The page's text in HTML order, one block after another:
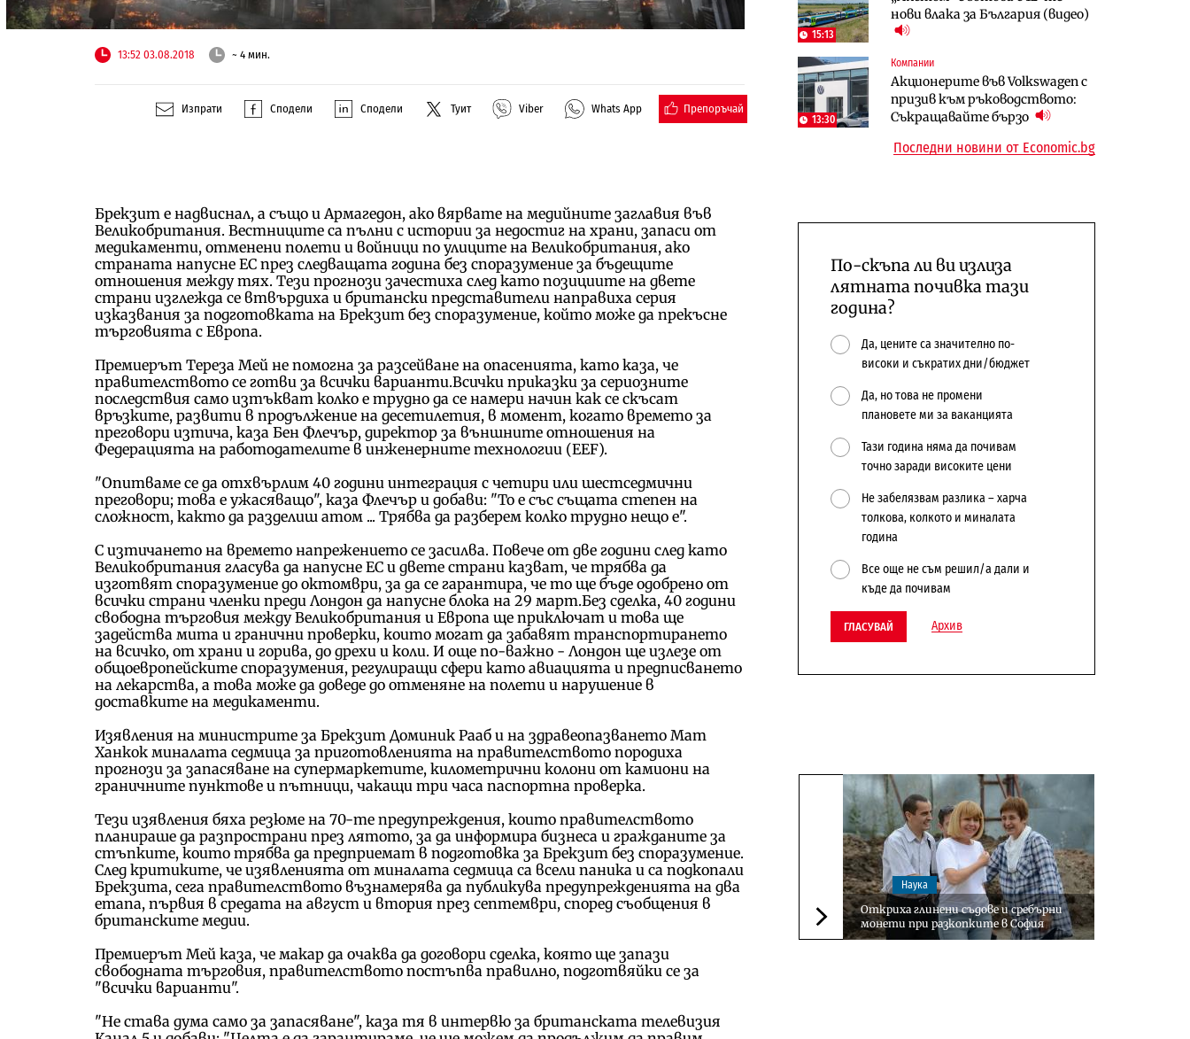
13:52 03.08.2018 ~ 4 мин.
Изпрати Сподели Сподели Туит Viber Whats App Препоръчай
Брекзит е надвиснал, а също и Армагедон, ако вярвате на медийните заглавия във
Великобритания. Вестниците са пълни с истории за недостиг на храни, запаси от
медикаменти, отменени полети и войници по улиците на Великобритания, ако
страната напусне ЕС през следващата година без споразумение за бъдещите
отношения между тях. Тези прогнози зачестиха след като позициите на двете
страни изглежда се втвърдиха и британски представители направиха серия
изказвания за подготовката на Брекзит без споразумение, който може да прекъсне
търговията с Европа.
Премиерът Тереза Мей не помогна за разсейване на опасенията, като каза, че
правителството се готви за всички варианти.Всички приказки за сериозните
последствия само изтъкват колко е трудно да се намери начин как се скъсат
връзките, развити в продължение на десетилетия, в момент, когато времето за
преговори изтича, каза Бен Флечър, директор за външните отношения на
Федерацията на работодателите в инженерните технологии (EEF).
"Опитваме се да отхвърлим 40 години интеграция с четири или шестседмични
преговори; това е ужасяващо", каза Флечър и добави: "То е със същата степен на
сложност, както да разделиш атом ... Трябва да разберем колко трудно нещо е".
С изтичането на времето напрежението се засилва. Повече от две години след като
Великобритания гласува да напусне ЕС и двете страни казват, че трябва да
изготвят споразумение до октомври, за да се гарантира, че то ще бъде одобрено от
всички страни членки преди Лондон да напусне блока на 29 март.Без сделка, 40 години
свободна търговия между Великобритания и Европа ще приключат и това ще
задейства мита и гранични проверки, които могат да забавят транспортирането
на всичко, от храни и горива, до дрехи и коли. И още по-важно - Лондон ще излезе от
общоевропейските споразумения, регулиращи сфери като авиацията и предписването
на лекарства, а това може да доведе до отменяне на полети и нарушение в
доставките на медикаменти.
Изявления на министрите за Брекзит Доминик Рааб и на здравеопазването Мат
Ханкок миналата седмица за приготовленията на правителството породиха
прогнози за запасяване на супермаркетите, километрични колони от камиони на
граничните пунктове и пътници, чакащи три часа паспортна проверка.
Тези изявления бяха резюме на 70-те предупреждения, които правителството
планираше да разпространи през лятото, за да информира бизнеса и гражданите за
стъпките, които трябва да предприемат в подготовка за Брекзит без споразумение.
След критиките, че изявленията от миналата седмица са всели паника и са подкопали
Брекзита, сега правителството възнамерява да публикува предупрежденията на два
етапа, първия в средата на август и втория през септември, според съобщения в
британските медии.
Премиерът Мей каза, че макар да очаква да договори сделка, която ще запази
свободната търговия, правителството постъпва правилно, подготвяйки се за
"всички варианти".
"Не става дума само за запасяване", каза тя в интервю за британската телевизия
15:13
нови влака за България (видео)
13:30
Компании
Акционерите във Volkswagen с
призив към ръководството:
Съкращавайте бързо
откажат напълно от Google
Компании
„Ендуросат“ ще строи огромен
космически и отбранителен
център в Доброславци
център в Доброславци
10:12
Държавният ТЕЦ „Марица
изток 2“ работи с 5 блока
Последни новини от Economic.bg
По-скъпа ли ви излиза
лятната почивка тази
година?
Да, цените са значително по-
високи и съкратих дни/бюджет
Да, но това не промени
плановете ми за ваканцията
Тази година няма да почивам
точно заради високите цени
Не забелязвам разлика – харча
толкова, колкото и миналата
година
Все още не съм решил/а дали и
къде да почивам
ГЛАСУВАЙ Архив
Следваща новина
Наука
Откриха глинени съдове и сребърни
монети при разкопките в София